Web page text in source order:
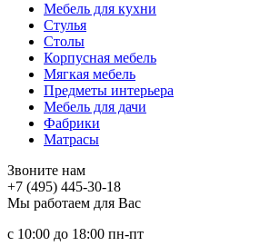
Мебель для кухни
Стулья
Столы
Корпусная мебель
Мягкая мебель
Предметы интерьера
Мебель для дачи
Фабрики
Матраcы
Звоните нам
+7 (495) 445-30-18
Мы работаем для Вас
с 10:00 до 18:00 пн-пт